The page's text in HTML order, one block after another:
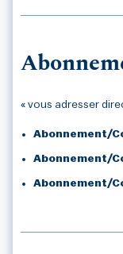
« vous adresser
Abonnement/
Abonnement/
Abonnement/